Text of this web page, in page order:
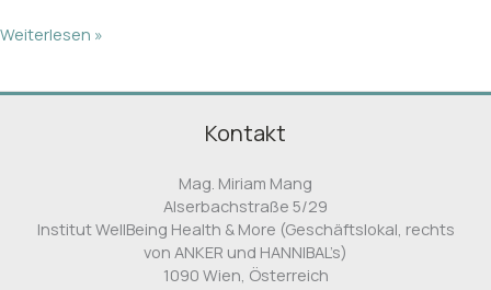
Weiterlesen »
Kontakt
Mag. Miriam Mang
Alserbachstraße 5/29
Institut WellBeing Health & More (Geschäftslokal, rechts
von ANKER und HANNIBAL’s)
1090 Wien, Österreich